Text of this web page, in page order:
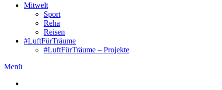
Mitwelt
Sport
Reha
Reisen
#LuftFürTräume
#LuftFürTräume – Projekte
Menü